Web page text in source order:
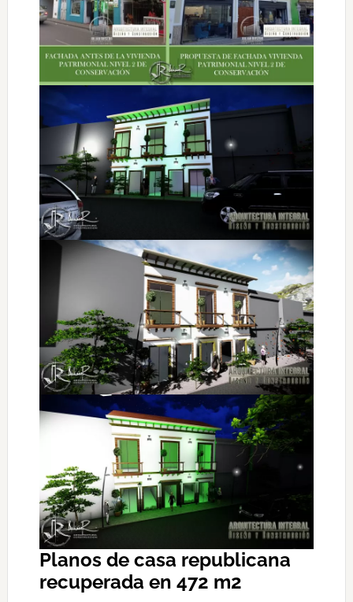
Planos de casa republicana
recuperada en 472 m2